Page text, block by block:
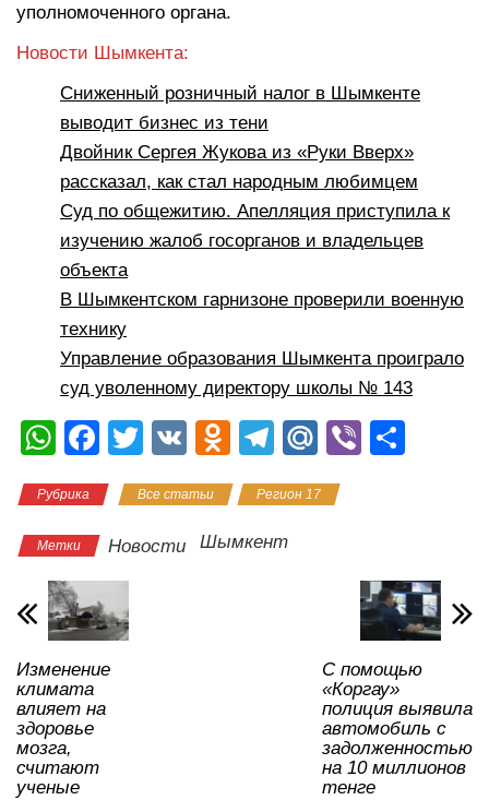
уполномоченного органа.
Новости Шымкента:
Сниженный розничный налог в Шымкенте
выводит бизнес из тени
Двойник Сергея Жукова из «Руки Вверх»
рассказал, как стал народным любимцем
Суд по общежитию. Апелляция приступила к
изучению жалоб госорганов и владельцев
объекта
В Шымкентском гарнизоне проверили военную
технику
Управление образования Шымкента проиграло
суд уволенному директору школы № 143
W
at
s
A
p
p
F
c
e
b
o
o
k
T
tt
er
V
O
n
o
T
e
gr
M
.R
Vi
в
и
ть
Рубрика Все статьи Регион 17
Метки Новости Шымкент
Изменение
климата
влияет на
здоровье
мозга,
считают
ученые
С помощью
«Коргау»
полиция выявила
автомобиль с
задолженностью
на 10 миллионов
тенге